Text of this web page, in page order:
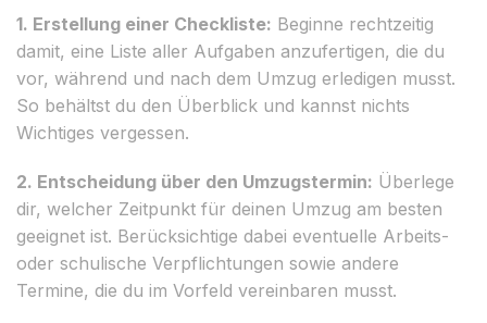
1. Erstellung einer Checkliste: Beginne rechtzeitig
damit, eine Liste aller Aufgaben anzufertigen, die du
vor, während und nach dem Umzug erledigen musst.
So behältst du den Überblick und kannst nichts
Wichtiges vergessen.
2. Entscheidung über den Umzugstermin: Überlege
dir, welcher Zeitpunkt für deinen Umzug am besten
geeignet ist. Berücksichtige dabei eventuelle Arbeits-
oder schulische Verpflichtungen sowie andere
Termine, die du im Vorfeld vereinbaren musst.